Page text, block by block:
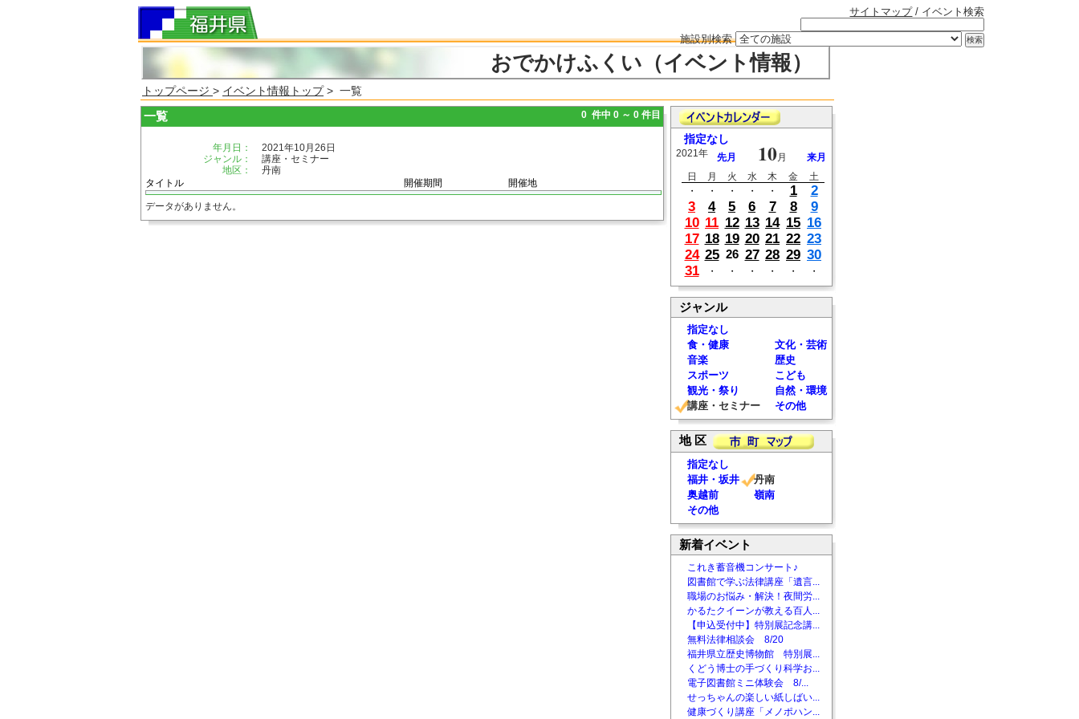
サイトマップ/ イベント検索
施設別検索
おでかけふくい（イベント情報）
トップページ > イベント情報トップ> 一覧
一覧 0 件中 0 ～ 0 件目
年月日：
2021年10月26日
ジャンル：
講座・セミナー
地区：
丹南
タイトル
開催期間 開催地
データがありません。
指定なし
2021年 先月 10月
来月
日
月 火 水 木 金
土
・
・ ・ ・ ・ 1
2
3
4 5 6 7 8
9
10 11 12 13 14 15 16
17 18 19 20 21 22 23
24 25 26 27 28 29 30
31
・ ・ ・ ・ ・ ・
ジャンル
指定なし
食・健康
文化・芸術
音楽
歴史
スポーツ
こども
観光・祭り
自然・環境
講座・セミナー
その他
地 区
指定なし
福井・坂井
丹南
奥越前
嶺南
その他
新着イベント
これき蓄音機コンサート♪
図書館で学ぶ法律講座「遺言...
職場のお悩み・解決！夜間労...
かるたクイーンが教える百人...
【申込受付中】特別展記念講...
無料法律相談会 8/20
福井県立歴史博物館 特別展...
くどう博士の手づくり科学お...
電子図書館ミニ体験会 8/...
せっちゃんの楽しい紙しばい...
健康づくり講座「メノポハン...